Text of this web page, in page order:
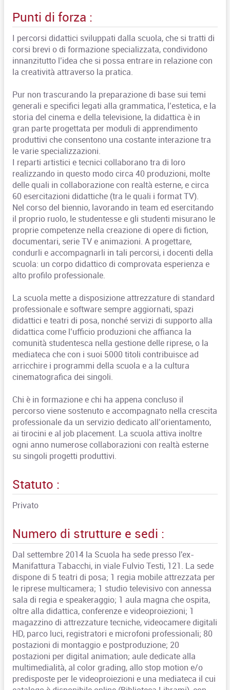
Punti di forza :
I percorsi didattici sviluppati dalla scuola, che si tratti di
corsi brevi o di formazione specializzata, condividono
innanzitutto l’idea che si possa entrare in relazione con
la creatività attraverso la pratica.
Pur non trascurando la preparazione di base sui temi
generali e specifici legati alla grammatica, l’estetica, e la
storia del cinema e della televisione, la didattica è in
gran parte progettata per moduli di apprendimento
produttivi che consentono una costante interazione tra
le varie specializzazioni.
I reparti artistici e tecnici collaborano tra di loro
realizzando in questo modo circa 40 produzioni, molte
delle quali in collaborazione con realtà esterne, e circa
60 esercitazioni didattiche (tra le quali i format TV).
Nel corso del biennio, lavorando in team ed esercitando
il proprio ruolo, le studentesse e gli studenti misurano le
proprie competenze nella creazione di opere di fiction,
documentari, serie TV e animazioni. A progettare,
condurli e accompagnarli in tali percorsi, i docenti della
scuola: un corpo didattico di comprovata esperienza e
alto profilo professionale.
La scuola mette a disposizione attrezzature di standard
professionale e software sempre aggiornati, spazi
didattici e teatri di posa, nonché servizi di supporto alla
didattica come l’ufficio produzioni che affianca la
comunità studentesca nella gestione delle riprese, o la
mediateca che con i suoi 5000 titoli contribuisce ad
arricchire i programmi della scuola e a la cultura
cinematografica dei singoli.
Chi è in formazione e chi ha appena concluso il
percorso viene sostenuto e accompagnato nella crescita
professionale da un servizio dedicato all’orientamento,
ai tirocini e al job placement. La scuola attiva inoltre
ogni anno numerose collaborazioni con realtà esterne
su singoli progetti produttivi.
Statuto :
Privato
Numero di strutture e sedi :
Dal settembre 2014 la Scuola ha sede presso l'ex-
Manifattura Tabacchi, in viale Fulvio Testi, 121. La sede
dispone di 5 teatri di posa; 1 regia mobile attrezzata per
le riprese multicamera; 1 studio televisivo con annessa
sala di regia e speakeraggio; 1 aula magna che ospita,
oltre alla didattica, conferenze e videoproiezioni; 1
magazzino di attrezzature tecniche, videocamere digitali
HD, parco luci, registratori e microfoni professionali; 80
postazioni di montaggio e postproduzione; 20
postazioni per digital animation; aule dedicate alla
multimedialità, al color grading, allo stop motion e/o
predisposte per le videoproiezioni e una mediateca il cui